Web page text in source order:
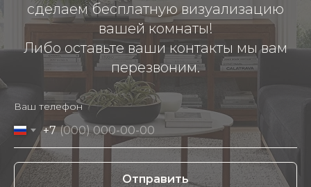
сделаем бесплатную визуализацию
вашей комнаты!
Либо оставьте ваши контакты мы вам
перезвоним.
Ваш телефон
+7
Отправить